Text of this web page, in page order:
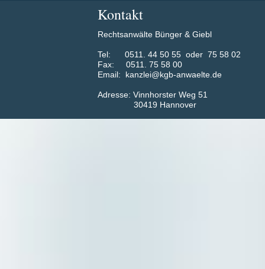
Kontakt
Rechtsanwälte Bünger & Giebl
​Tel: 0511. 44 50 55 oder 75 58 02
Fax: 0511. 75 58 00
Email: kanzlei@kgb-anwaelte.de
Adress​​​​​​e: Vinnhorster Weg 51
30419 Hannover